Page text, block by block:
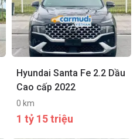
Hyundai Santa Fe 2.2 Dầu
Cao cấp 2022
0 km
1 tỷ 15 triệu